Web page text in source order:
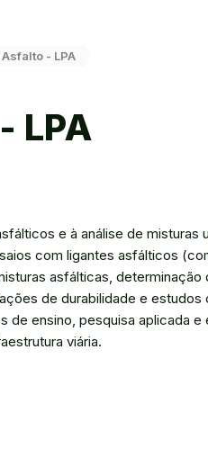
- LPA
LPA
e à análise de misturas
com ligantes asfálticos
asfálticas, determinação
de durabilidade e estudos
ensino, pesquisa aplicada e
viária.